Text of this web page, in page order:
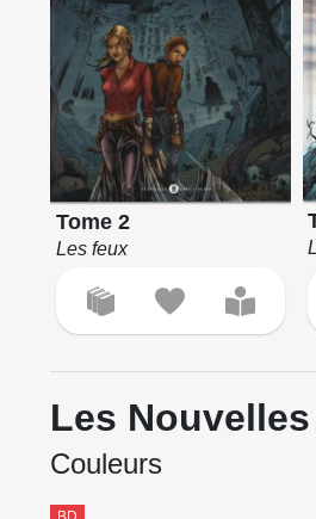
Tome 2
Les feux
Les
Couleurs